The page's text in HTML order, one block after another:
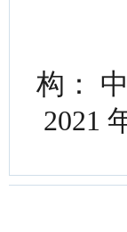
构：
2021